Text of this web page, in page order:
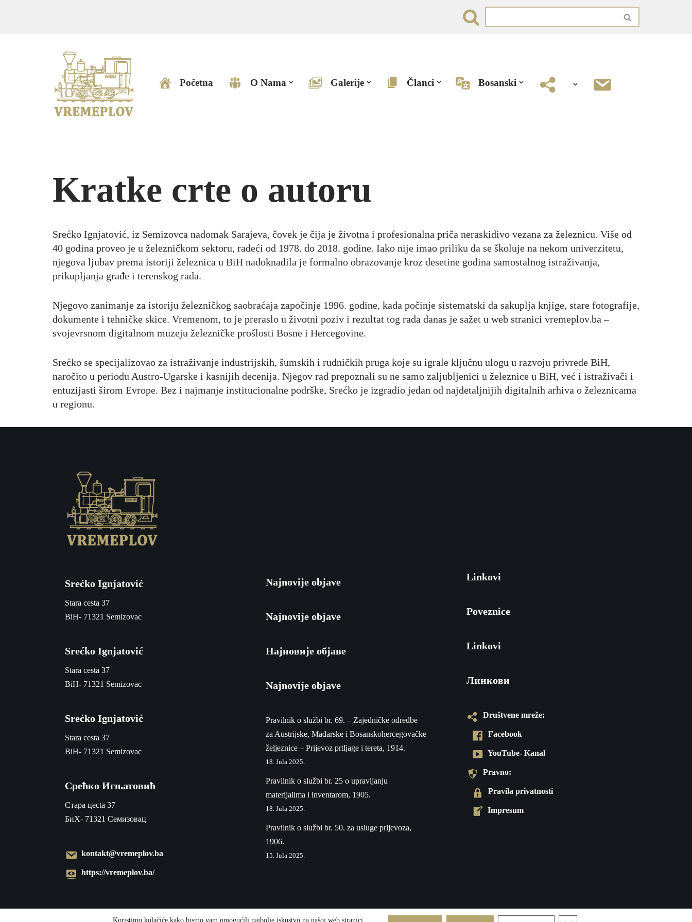
Početna O Nama Galerije Članci Bosanski
Kratke crte o autoru
Srećko Ignjatović, iz Semizovca nadomak Sarajeva, čovek je čija je životna i profesionalna priča neraskidivo vezana za železnicu. Više od
40 godina proveo je u železničkom sektoru, radeći od 1978. do 2018. godine. Iako nije imao priliku da se školuje na nekom univerzitetu,
njegova ljubav prema istoriji železnica u BiH nadoknadila je formalno obrazovanje kroz desetine godina samostalnog istraživanja,
prikupljanja građe i terenskog rada.
Njegovo zanimanje za istoriju železničkog saobraćaja započinje 1996. godine, kada počinje sistematski da sakuplja knjige, stare fotografije,
dokumente i tehničke skice. Vremenom, to je preraslo u životni poziv i rezultat tog rada danas je sažet u web stranici vremeplov.ba –
svojevrsnom digitalnom muzeju železničke prošlosti Bosne i Hercegovine.
Srećko se specijalizovao za istraživanje industrijskih, šumskih i rudničkih pruga koje su igrale ključnu ulogu u razvoju privrede BiH,
naročito u periodu Austro-Ugarske i kasnijih decenija. Njegov rad prepoznali su ne samo zaljubljenici u železnice u BiH, već i istraživači i
entuzijasti širom Evrope. Bez i najmanje institucionalne podrške, Srećko je izgradio jedan od najdetaljnijih digitalnih arhiva o železnicama
u regionu.
Srećko Ignjatović
Stara cesta 37
BiH- 71321 Semizovac
Srećko Ignjatović
Stara cesta 37
BiH- 71321 Semizovac
Srećko Ignjatović
Stara cesta 37
BiH- 71321 Semizovac
Срећко Игњатовић
Cтара цecta 37
БиХ- 71321 Семизовац
kontakt@vremeplov.ba
https://vremeplov.ba/
Najnovije objave
Najnovije objave
Најновије објаве
Najnovije objave
Pravilnik o službi br. 69. – Zajedničke odredbe
za Austrijske, Mađarske i Bosanskohercegovačke
željeznice – Prijevoz prtljage i tereta, 1914.
18. Jula 2025.
Pravilnik o službi br. 25 o upravljanju
materijalima i inventarom, 1905.
18. Jula 2025.
Pravilnik o službi br. 50. za usluge prijevoza,
1906.
15. Jula 2025.
Linkovi
Poveznice
Linkovi
Линкови
Društvene mreže:
Facebook
YouTube- Kanal
Pravno:
Pravila privatnosti
Impresum
Koristimo kolačiće kako bismo vam omogućili najbolje iskustvo na našoj web stranici.